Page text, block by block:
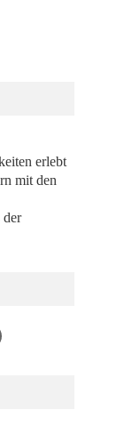
erlebt
mit den
der